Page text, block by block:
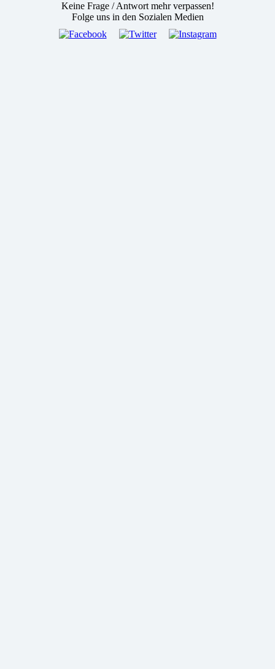
Keine Frage / Antwort mehr verpassen!
Folge uns in den Sozialen Medien